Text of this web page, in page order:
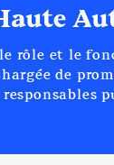
rôle et le
de
responsables